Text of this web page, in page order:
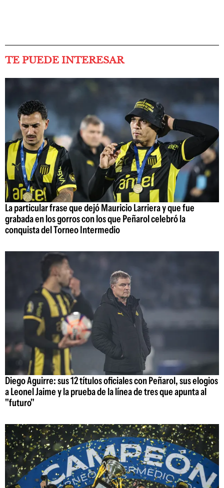
TE PUEDE INTERESAR
La particular frase que dejó Mauricio Larriera y que fue
grabada en los gorros con los que Peñarol celebró la
conquista del Torneo Intermedio
Diego Aguirre: sus 12 títulos oficiales con Peñarol, sus elogios
a Leonel Jaime y la prueba de la línea de tres que apunta al
"futuro"